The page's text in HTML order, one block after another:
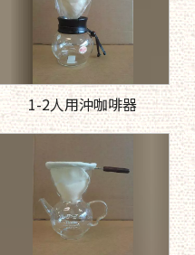
1-2人用沖咖啡器